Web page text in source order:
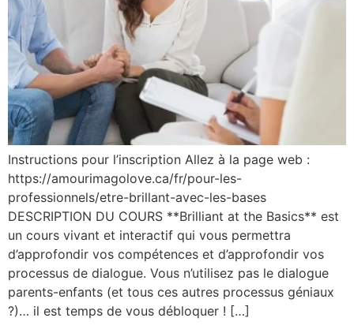
Instructions pour l’inscription Allez à la page web :
https://amourimagolove.ca/fr/pour-les-
professionnels/etre-brillant-avec-les-bases
DESCRIPTION DU COURS **Brilliant at the Basics** est
un cours vivant et interactif qui vous permettra
d’approfondir vos compétences et d’approfondir vos
processus de dialogue. Vous n’utilisez pas le dialogue
parents-enfants (et tous ces autres processus géniaux
?)… il est temps de vous débloquer ! […]